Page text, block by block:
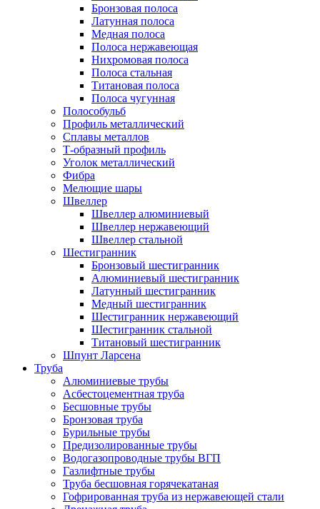
Бронзовая полоса
Латунная полоса
Медная полоса
Полоса нержавеющая
Нихромовая полоса
Полоса стальная
Титановая полоса
Полоса чугунная
Полособульб
Профиль металлический
Сплавы металлов
Т-образный профиль
Уголок металлический
Фибра
Мелющие шары
Швеллер
Швеллер алюминиевый
Швеллер нержавеющий
Швеллер стальной
Шестигранник
Бронзовый шестигранник
Алюминиевый шестигранник
Латунный шестигранник
Медный шестигранник
Шестигранник нержавеющий
Шестигранник стальной
Титановый шестигранник
Шпунт Ларсена
Труба
Алюминиевые трубы
Асбестоцементная труба
Бесшовные трубы
Бронзовая труба
Бурильные трубы
Предизолированные трубы
Водогазопроводные трубы ВГП
Газлифтные трубы
Труба бесшовная горячекатаная
Гофрированная труба из нержавеющей стали